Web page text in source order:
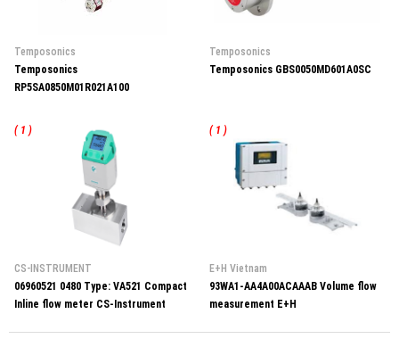
Temposonics
Temposonics
RP5SA0850M01R021A100
Temposonics
Temposonics GBS0050MD601A0SC
( 1 )
CS-INSTRUMENT
06960521 0480 Type: VA521 Compact
Inline flow meter CS-Instrument
( 1 )
E+H Vietnam
93WA1-AA4A00ACAAAB Volume flow
measurement E+H